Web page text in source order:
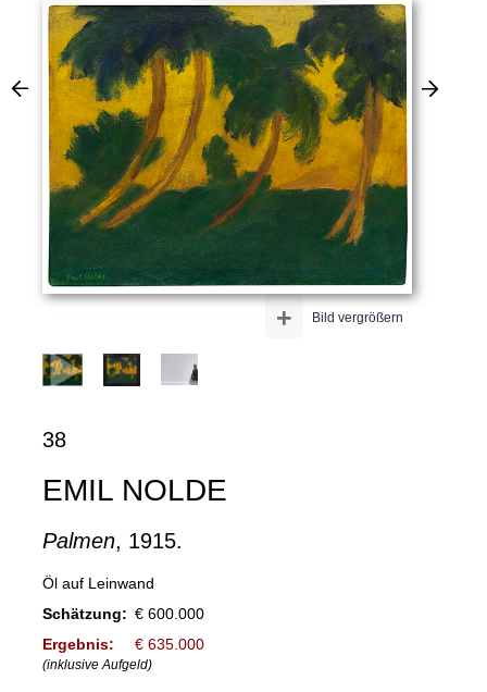
Bild vergrößern
+
38
EMIL NOLDE
Palmen, 1915.
Öl auf Leinwand
Schätzung: € 600.000
Ergebnis:
€ 635.000
(inklusive Aufgeld)